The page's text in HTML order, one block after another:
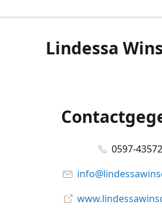
Lindessa
0597-